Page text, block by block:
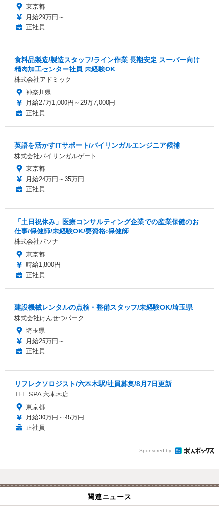
東京都
月給29万円～
正社員
食料品製造/製造スタッフ/ライン作業 長期安定 スーパー向け
精肉加工センター社員 未経験OK
株式会社アドミック
神奈川県
月給27万1,000円～29万7,000円
正社員
英語を活かすITサポート/バイリンガルエンジニア候補
株式会社バイリンガルゲート
東京都
月給24万円～35万円
正社員
「土日祝休み」医療コンサルティング企業での産業保健のお
仕事/保健師/未経験OK/要資格:保健師
株式会社パソナ
東京都
時給1,800円
正社員
建設機械レンタルの点検・整備スタッフ/未経験OK/埼玉県
株式会社けんせつパーク
埼玉県
月給25万円～
正社員
リフレクソロジスト/六本木駅/社員募集/8月7日更新
THE SPA 六本木店
東京都
月給30万円～45万円
正社員
Sponsored by
関連ニュース